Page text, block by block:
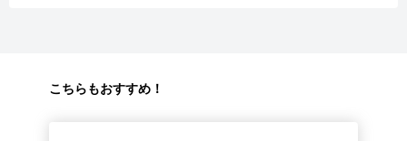
こちらもおすすめ！